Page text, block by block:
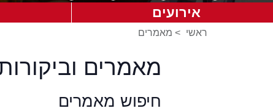
אירועים
ראשי > מאמרים
מאמרים
חיפוש מאמרים